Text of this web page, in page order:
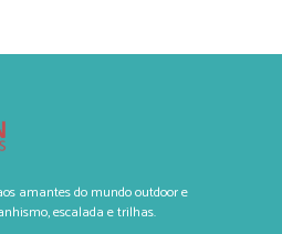
amantes do mundo outdoor e
escalada e trilhas.